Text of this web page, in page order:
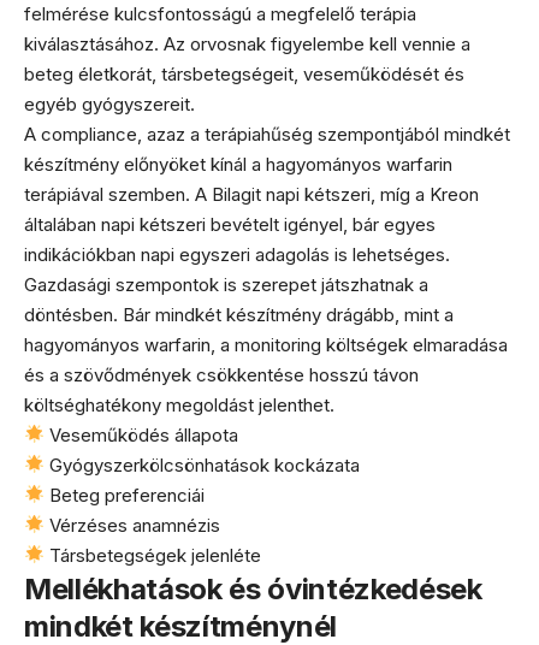
felmérése kulcsfontosságú a megfelelő terápia
kiválasztásához. Az orvosnak figyelembe kell vennie a
beteg életkorát, társbetegségeit, veseműködését és
egyéb gyógyszereit.
A compliance, azaz a terápiahűség szempontjából mindkét
készítmény előnyöket kínál a hagyományos warfarin
terápiával szemben. A Bilagit napi kétszeri, míg a Kreon
általában napi kétszeri bevételt igényel, bár egyes
indikációkban napi egyszeri adagolás is lehetséges.
Gazdasági szempontok is szerepet játszhatnak a
döntésben. Bár mindkét készítmény drágább, mint a
hagyományos warfarin, a monitoring költségek elmaradása
és a szövődmények csökkentése hosszú távon
költséghatékony megoldást jelenthet.
Veseműködés állapota
Gyógyszerkölcsönhatások kockázata
Beteg preferenciái
Vérzéses anamnézis
Társbetegségek jelenléte
Mellékhatások és óvintézkedések
mindkét készítménynél